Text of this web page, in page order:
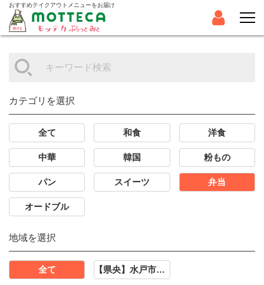
おすすめテイクアウトメニューをお届け
カテゴリを選択
全て 和食 洋食
中華 韓国 粉もの
パン スイーツ 弁当
オードブル
地域を選択
全て 【県央】水戸市・ひたちなか市・笠間市周辺